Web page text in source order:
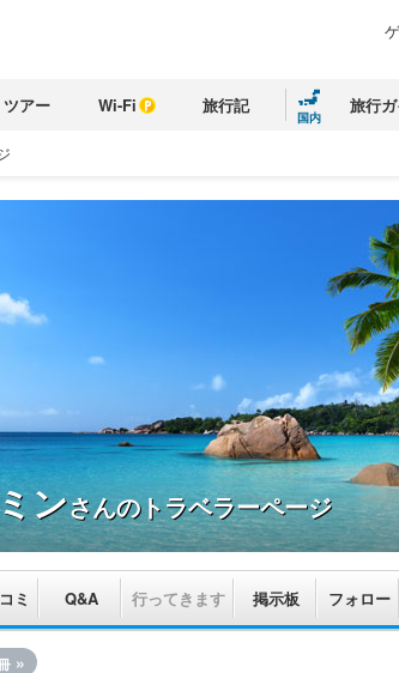
ツアー Wi-Fi 旅行記
国内
旅行
ンさんのトラベラーページ
ミ Q&A 行ってきます 掲示板 フォロー
»